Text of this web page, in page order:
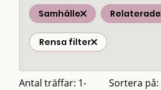
Samhälle Relaterade
Rensa filter
Antal träffar: 1-
Sortera på: